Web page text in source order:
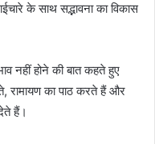
के साथ सद्भावना का विकास
नहीं होने की बात कहते हुए
रामायण का पाठ करते हैं और
हैं।